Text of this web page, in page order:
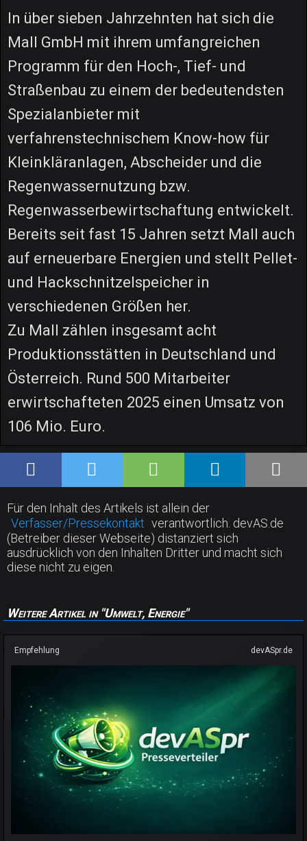
In über sieben Jahrzehnten hat sich die
Mall GmbH mit ihrem umfangreichen
Programm für den Hoch-, Tief- und
Straßenbau zu einem der bedeutendsten
Spezialanbieter mit
verfahrenstechnischem Know-how für
Kleinkläranlagen, Abscheider und die
Regenwassernutzung bzw.
Regenwasserbewirtschaftung entwickelt.
Bereits seit fast 15 Jahren setzt Mall auch
auf erneuerbare Energien und stellt Pellet-
und Hackschnitzelspeicher in
verschiedenen Größen her.
Zu Mall zählen insgesamt acht
Produktionsstätten in Deutschland und
Österreich. Rund 500 Mitarbeiter
erwirtschafteten 2025 einen Umsatz von
106 Mio. Euro.
Für den Inhalt des Artikels ist allein der
Verfasser/Pressekontakt verantwortlich. devAS.de
(Betreiber dieser Webseite) distanziert sich
ausdrücklich von den Inhalten Dritter und macht sich
diese nicht zu eigen.
Weitere Artikel in "Umwelt, Energie"
Empfehlung devASpr.de